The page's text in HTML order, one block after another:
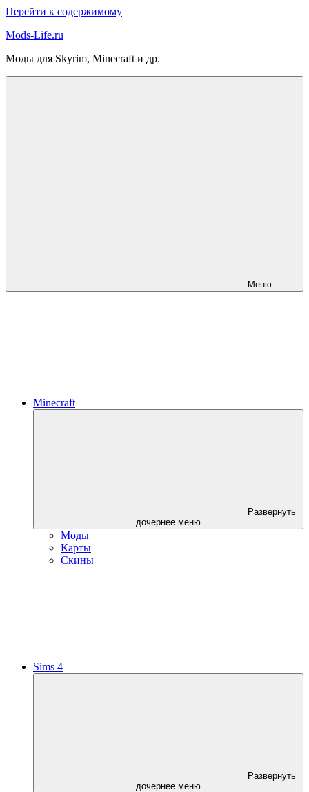
Перейти к содержимому
Mods-Life.ru
Моды для Skyrim, Minecraft и др.
Меню
Minecraft
Развернуть
дочернее меню
Моды
Карты
Скины
Sims 4
Развернуть
дочернее меню